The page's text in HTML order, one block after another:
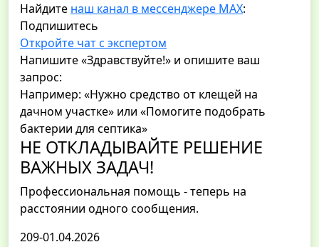
Найдите наш канал в мессенджере MAX:
Подпишитесь
Откройте чат с экспертом
Напишите «Здравствуйте!» и опишите ваш
запрос:
Например: «Нужно средство от клещей на
дачном участке» или «Помогите подобрать
бактерии для септика»
НЕ ОТКЛАДЫВАЙТЕ РЕШЕНИЕ
ВАЖНЫХ ЗАДАЧ!
Профессиональная помощь - теперь на
расстоянии одного сообщения.
209-01.04.2026